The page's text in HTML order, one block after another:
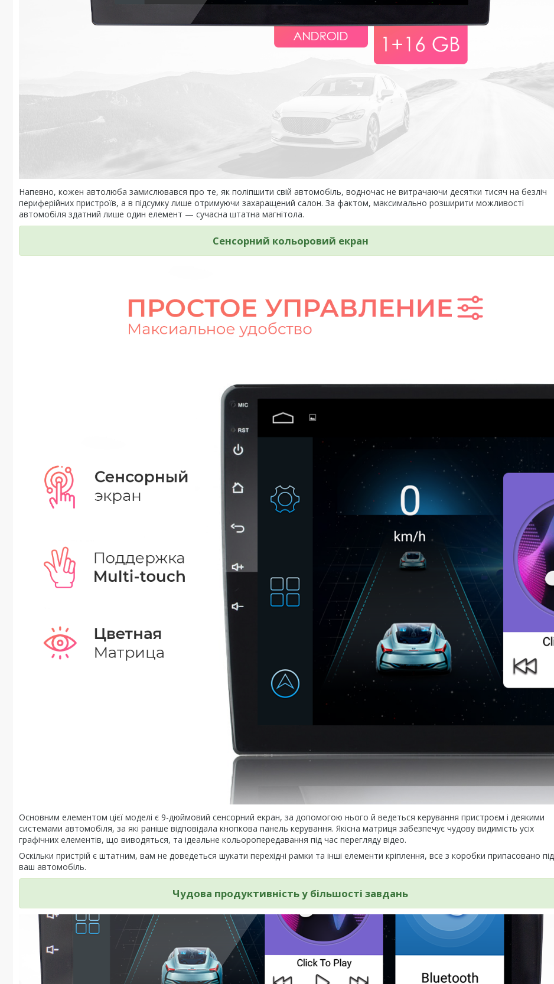
Напевно, кожен автолюба замислювався про те, як поліпшити свій автомобіль, водночас не витрачаючи десятки тисяч на безліч
периферійних пристроїв, а в підсумку лише отримуючи захаращений салон. За фактом, максимально розширити можливості
автомобіля здатний лише один елемент — сучасна штатна магнітола.
Сенсорний кольоровий екран
Основним елементом цієї моделі є 9-дюймовий сенсорний екран, за допомогою нього й ведеться керування пристроєм і деякими
системами автомобіля, за які раніше відповідала кнопкова панель керування. Якісна матриця забезпечує чудову видимість усіх
графічних елементів, що виводяться, та ідеальне кольоропередавання під час перегляду відео.
Оскільки пристрій є штатним, вам не доведеться шукати перехідні рамки та інші елементи кріплення, все з коробки припасовано під
ваш автомобіль.
Чудова продуктивність у більшості завдань